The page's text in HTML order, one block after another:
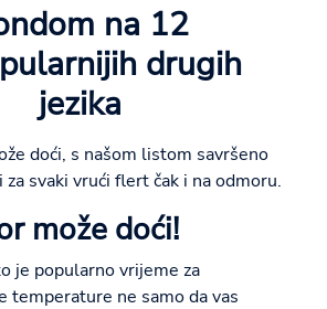
na 12
drugih
jezika
doći, s našom listom savršeno
svaki vrući flert čak i na odmoru.
može doći!
je popularno vrijeme za
temperature ne samo da vas